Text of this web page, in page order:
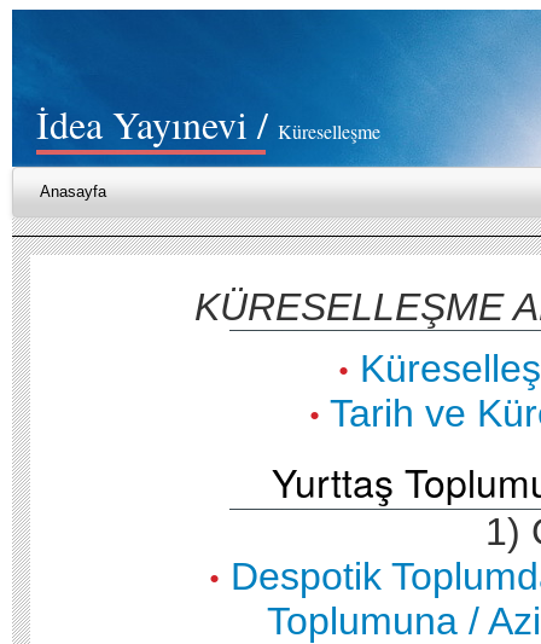
İdea Yayınevi / Küreselleşme
Anasayfa
KÜRESELLEŞME
•
• Tarih ve
Yurttaş
1)
• Despotik
Toplumuna /